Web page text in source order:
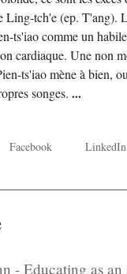
Ling-tch'e (ep. T'ang).
ts'iao comme un
cardiaque. Une non
ts'iao mène à bien,
songes....
Facebook LinkedIn
- Educating as an